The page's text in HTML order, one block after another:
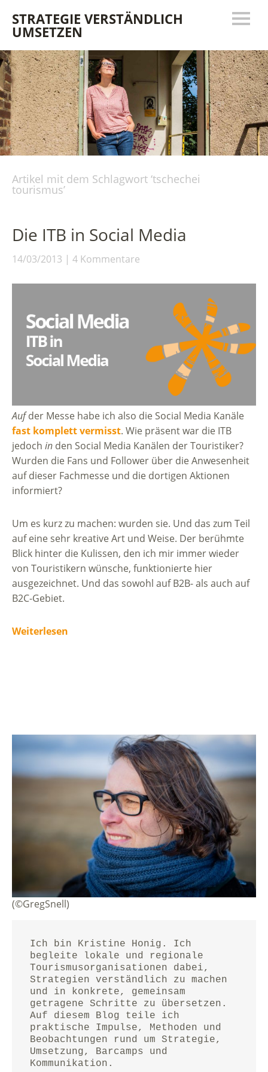
STRATEGIE VERSTÄNDLICH
UMSETZEN
Artikel mit dem Schlagwort ‘tschechei
tourismus’
Die ITB in Social Media
14/03/2013 4 Kommentare
Aufder Messe habe ich also die Social Media Kanäle
fast komplett vermisst. Wie präsent war die ITB
jedoch in den Social Media Kanälen der Touristiker?
Wurden die Fans und Follower über die Anwesenheit
auf dieser Fachmesse und die dortigen Aktionen
informiert?
Um es kurz zu machen: wurden sie. Und das zum Teil
auf eine sehr kreative Art und Weise. Der berühmte
Blick hinter die Kulissen, den ich mir immer wieder
von Touristikern wünsche, funktionierte hier
ausgezeichnet. Und das sowohl auf B2B- als auch auf
B2C-Gebiet.
Weiterlesen
(©GregSnell)
Ich bin Kristine Honig. Ich
begleite lokale und regionale
Tourismusorganisationen dabei,
Strategien verständlich zu machen
und in konkrete, gemeinsam
getragene Schritte zu übersetzen.
Auf diesem Blog teile ich
praktische Impulse, Methoden und
Beobachtungen rund um Strategie,
Umsetzung, Barcamps und
Kommunikation.